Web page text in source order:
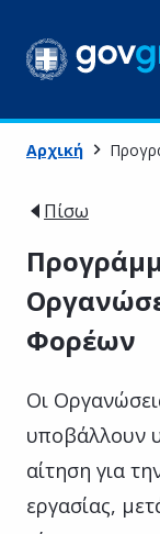
Αρχική
Πίσω
Φορέων
Οι
υποβάλλουν
αίτηση για
εργασίας,